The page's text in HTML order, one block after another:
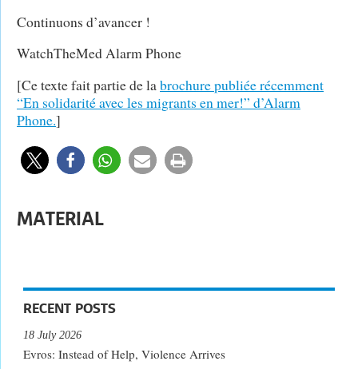
Continuons d’avancer !
WatchTheMed Alarm Phone
[Ce texte fait partie de labrochure publiée récemment
“En solidarité avec les migrants en mer!” d’Alarm
Phone.]
MATERIAL
RECENT POSTS
Evros: Instead of Help, Violence Arrives
18 July 2026